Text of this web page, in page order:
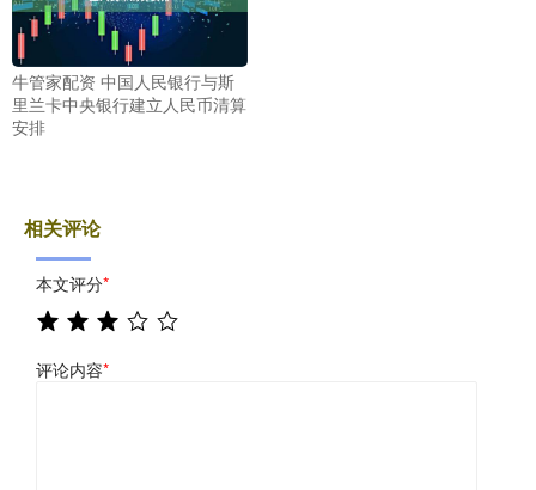
牛管家配资 中国人民银行与斯
里兰卡中央银行建立人民币清算
安排
相关评论
本文评分*
评论内容*